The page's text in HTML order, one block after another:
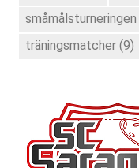
småmålsturneringen
träningsmatcher (9)